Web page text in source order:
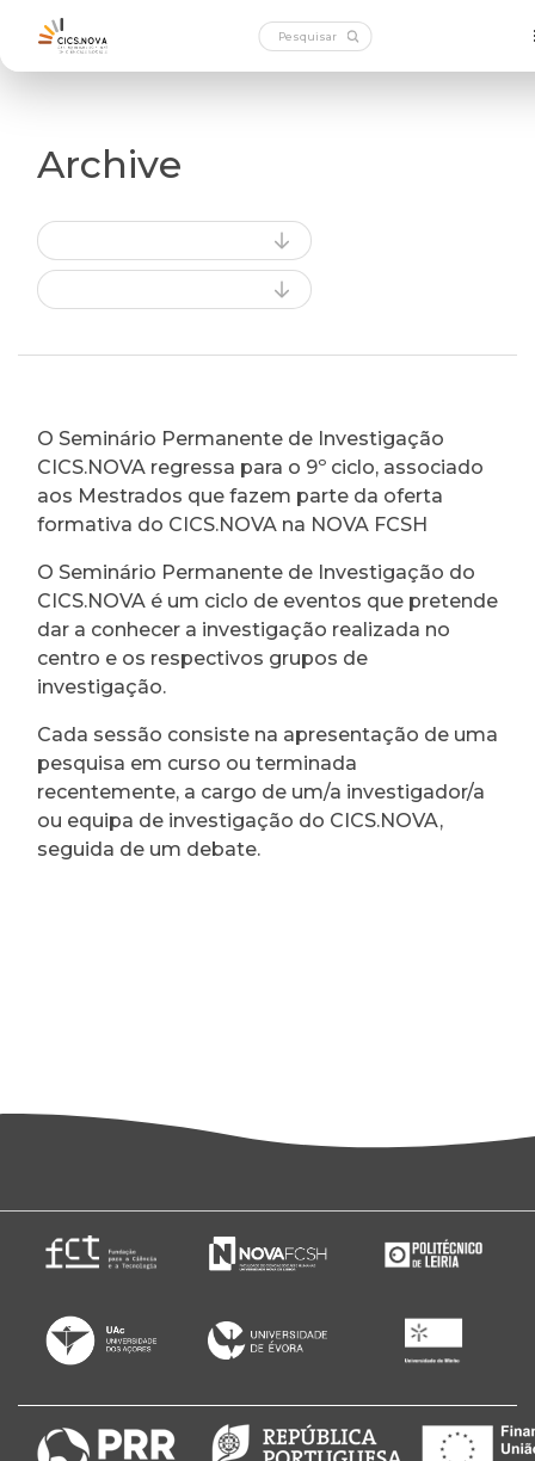
Archive
O Seminário Permanente de Investigação
CICS.NOVA regressa para o 9º ciclo, associado
aos Mestrados que fazem parte da oferta
formativa do CICS.NOVA na NOVA FCSH
O Seminário Permanente de Investigação do
CICS.NOVA é um ciclo de eventos que pretende
dar a conhecer a investigação realizada no
centro e os respectivos grupos de
investigação.
Cada sessão consiste na apresentação de uma
pesquisa em curso ou terminada
recentemente, a cargo de um/a investigador/a
ou equipa de investigação do CICS.NOVA,
seguida de um debate.